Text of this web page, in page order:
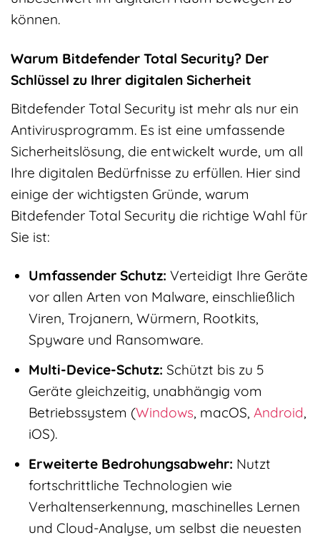
können.
Warum Bitdefender Total Security? Der
Schlüssel zu Ihrer digitalen Sicherheit
Bitdefender Total Security ist mehr als nur ein
Antivirusprogramm. Es ist eine umfassende
Sicherheitslösung, die entwickelt wurde, um all
Ihre digitalen Bedürfnisse zu erfüllen. Hier sind
einige der wichtigsten Gründe, warum
Bitdefender Total Security die richtige Wahl für
Sie ist:
Umfassender Schutz: Verteidigt Ihre Geräte
vor allen Arten von Malware, einschließlich
Viren, Trojanern, Würmern, Rootkits,
Spyware und Ransomware.
Multi-Device-Schutz: Schützt bis zu 5
Geräte gleichzeitig, unabhängig vom
Betriebssystem (Windows, macOS, Android,
iOS).
Erweiterte Bedrohungsabwehr: Nutzt
fortschrittliche Technologien wie
Verhaltenserkennung, maschinelles Lernen
und Cloud-Analyse, um selbst die neuesten